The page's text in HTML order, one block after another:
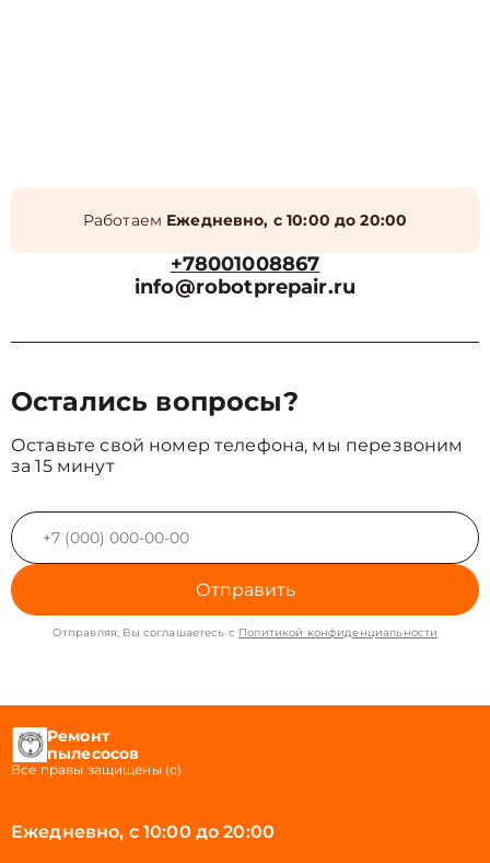
Работаем Ежедневно, с 10:00 до 20:00
+78001008867
info@robotprepair.ru
Остались вопросы?
Оставьте свой номер телефона, мы перезвоним
за 15 минут
Отправить
Отправляя, Вы соглашаетесь с Политикой конфиденциальности
Ремонт
пылесосов
Все правы защищены (с)
Ежедневно, с 10:00 до 20:00